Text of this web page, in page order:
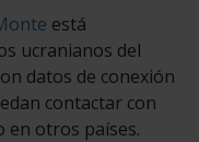
está
ucranianos del
datos de conexión
contactar con
en otros países.